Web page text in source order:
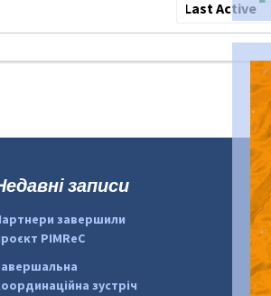
Сортувати
записи
завершили
PIMReC
зустріч